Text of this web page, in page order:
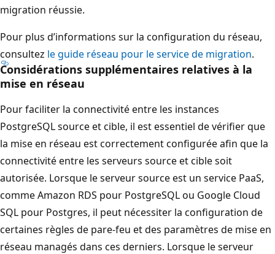
migration réussie.
Pour plus d’informations sur la configuration du réseau,
consultez le guide réseau pour le service de migration.
Considérations supplémentaires relatives à la
mise en réseau
Pour faciliter la connectivité entre les instances
PostgreSQL source et cible, il est essentiel de vérifier que
la mise en réseau est correctement configurée afin que la
connectivité entre les serveurs source et cible soit
autorisée. Lorsque le serveur source est un service PaaS,
comme Amazon RDS pour PostgreSQL ou Google Cloud
SQL pour Postgres, il peut nécessiter la configuration de
certaines règles de pare-feu et des paramètres de mise en
réseau managés dans ces derniers. Lorsque le serveur